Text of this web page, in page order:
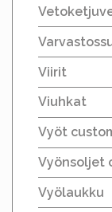
Viirit
Viuhkat
Vyöt
Vyönsoljet
Vyölaukku